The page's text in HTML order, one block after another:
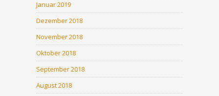
Januar 2019
Dezember 2018
November 2018
Oktober 2018
September 2018
August 2018